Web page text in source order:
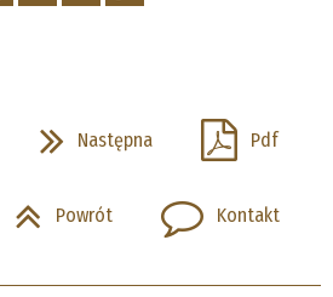
Następna Pdf
Powrót Kontakt